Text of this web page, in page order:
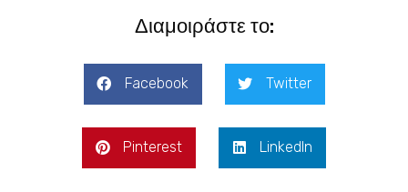
Διαμοιράστε το:
Facebook Twitter
Pinterest LinkedIn